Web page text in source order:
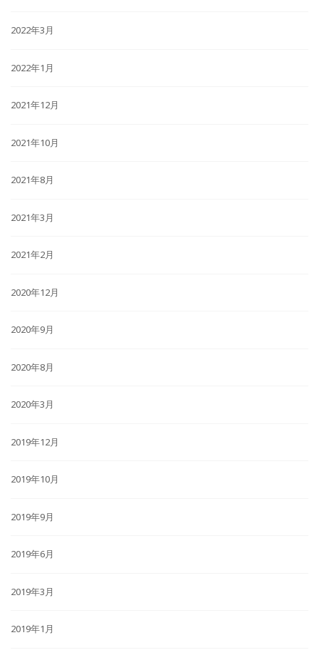
2022年3月
2022年1月
2021年12月
2021年10月
2021年8月
2021年3月
2021年2月
2020年12月
2020年9月
2020年8月
2020年3月
2019年12月
2019年10月
2019年9月
2019年6月
2019年3月
2019年1月